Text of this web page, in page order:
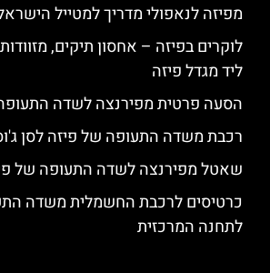
מפיזה לנאפולי מדריך למטייל
לוקרים בפיזה – אחסון תיקים,
ליד מגדל פיזה
הסעה פרטית מפירנצה לשדה
רכבת משדה התעופה של פיזה לסן
שאטל מפירנצה לשדה התעופה של
כרטיסים לרכבת החשמלית משדה
לתחנה המרכזית